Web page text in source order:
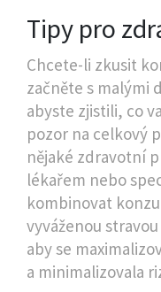
Tipy pro
Chcete-li zkusit
začněte s malými
abyste zjistili, co
pozor na celkový
nějaké zdravotní
lékařem nebo
kombinovat
vyváženou
aby se
a minimalizovala